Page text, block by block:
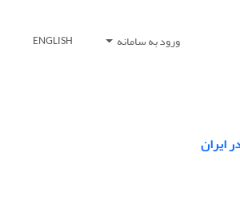
ورود به سامانه ENGLISH